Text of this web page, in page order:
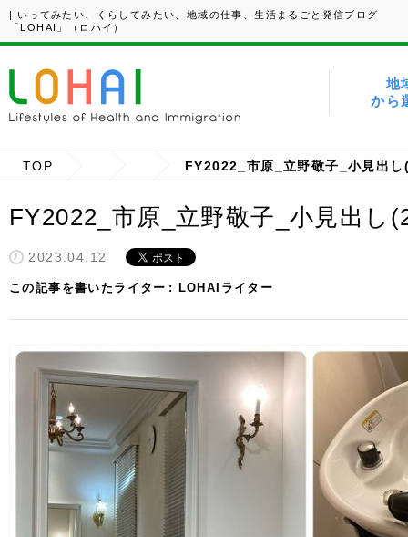
| いってみたい、くらしてみたい、地域の仕事、生活まるごと発信ブログ
「LOHAI」（ロハイ）
地
から
TOP FY2022_市原_立野敬子_小見出
FY2022_市原_立野敬子_小見出し
2023.04.12
この記事を書いたライター LOHAIライター